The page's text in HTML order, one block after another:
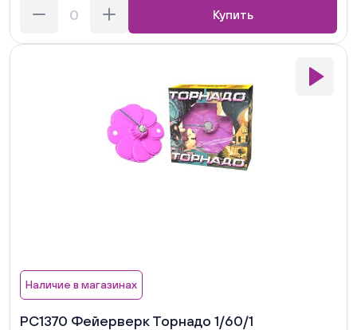
Купить
Наличие в магазинах
РС1370 Фейерверк Торнадо 1/60/1